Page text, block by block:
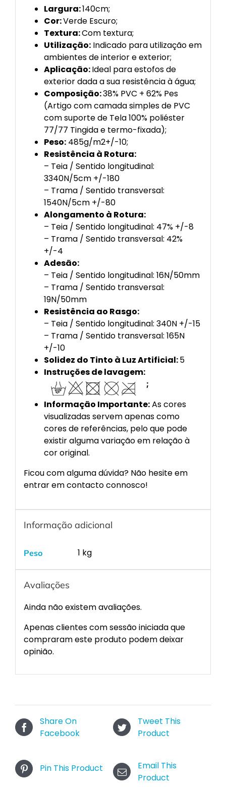
Largura:140cm;
Cor:Verde Escuro;
Textura:Com textura;
Utilização:Indicado para utilização em
ambientes de interior e exterior;
Aplicação:Ideal para estofos de
exterior dada a sua resistência à água;
Composição:38% PVC + 62% Pes
(Artigo com camada simples de PVC
com suporte de Tela 100% poliéster
77/77 Tingida e termo-fixada);
Peso:485g/m2+/-10;
Resistência à Rotura:
– Teia / Sentido longitudinal:
3340N/5cm +/-180
– Trama / Sentido transversal:
1540N/5cm +/-80
Alongamento à Rotura:
– Teia / Sentido longitudinal: 47% +/-8
– Trama / Sentido transversal: 42%
+/-4
Adesão:
– Teia / Sentido longitudinal: 16N/50mm
– Trama / Sentido transversal:
19N/50mm
Resistência ao Rasgo:
– Teia / Sentido longitudinal: 340N +/-15
– Trama / Sentido transversal: 165N
+/-10
Solidez do Tinto à Luz Artificial:5
Instruções de lavagem:
;
Informação Importante:As cores
visualizadas servem apenas como
cores de referências, pelo que pode
existir alguma variação em relação à
cor original.
Ficou com alguma dúvida? Não hesite em
entrar em contacto connosco!
Informação adicional
Peso 1 kg
Avaliações
Ainda não existem avaliações.
Apenas clientes com sessão iniciada que
compraram este produto podem deixar
opinião.
Share On
Facebook
Tweet This
Product
Pin This Product
Email This
Product